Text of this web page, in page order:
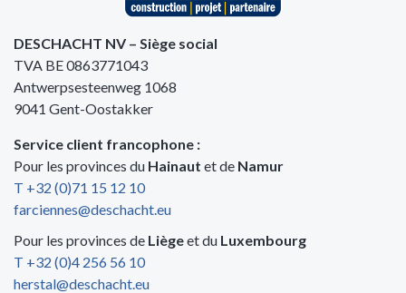
DESCHACHT NV – Siège social
TVA BE 0863771043
Antwerpsesteenweg 1068
9041 Gent-Oostakker
Service client francophone :
Pour les provinces du Hainaut et de Namur
T +32 (0)71 15 12 10
farciennes@deschacht.eu
Pour les provinces de Liègeet du Luxembourg
T +32 (0)4 256 56 10
herstal@deschacht.eu